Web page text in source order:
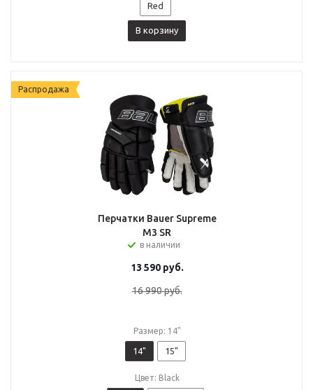
Red
В корзину
Распродажа
Перчатки Bauer Supreme
M3 SR
в наличии
13 590руб.
16 990руб.
Размер: 14"
14" 15"
Цвет: Black